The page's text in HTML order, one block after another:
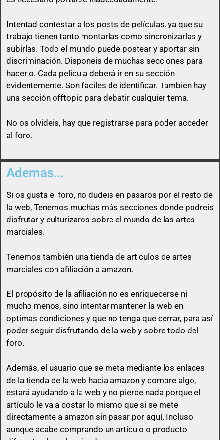
Así que un usuario que esconda su enlace, será
libre de pasárselo a quien quiera sin ninguna
obligación
Intentad contestar a los posts de películas, ya que su
trabajo tienen tanto montarlas como sincronizarlas y
subirlas. Todo el mundo puede postear y aportar sin
discriminación. Disponeis de muchas secciones para
hacerlo. Cada pelicula deberá ir en su sección
evidentemente. Son faciles de identificar. También hay
una sección offtopic para debatir cualquier tema.
No os olvideis, hay que registrarse para poder acceder
al foro.
Ademas...
Si os gusta el foro, no dudeis en pasaros por el resto de
la web, Tenemos muchas más secciones donde podreis
disfrutar y culturizaros sobre el mundo de las artes
marciales.
Tenemos también una tienda de articulos de artes
marciales con afiliación a amazon.
El propósito de la afiliación no es enriquecerse ni
mucho menos, sino intentar mantener la web en
optimas condiciones y que no tenga que cerrar, para así
poder seguir disfrutando de la web y sobre todo del
foro.
Además, el usuario que se meta mediante los enlaces
de la tienda de la web hacia amazon y compre algo,
estará ayudando a la web y no pierde nada porque el
artículo le va a costar lo mismo que si se mete
directamente a amazon sin pasar por aquí. Incluso
aunque acabe comprando un artículo o producto